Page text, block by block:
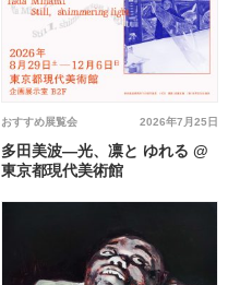
2026年7月25日
おすすめ展覧会
多田美波―光、凛と ゆれる @
東京都現代美術館